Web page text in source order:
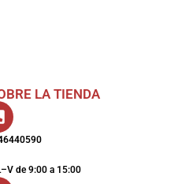
LA TIENDA
de 9:00 a 15:00